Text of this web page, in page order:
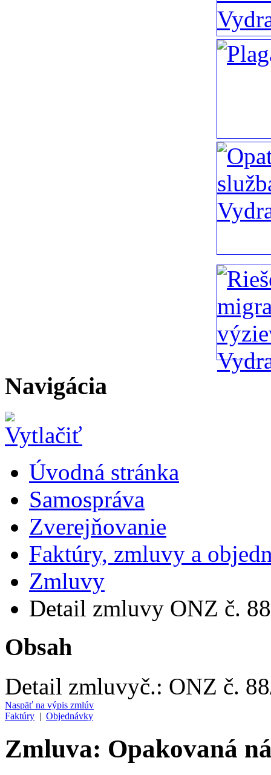
Navigácia
Úvodná stránka
Samospráva
Zverejňovanie
Faktúry, zmluvy a
Zmluvy
Detail zmluvy ONZ č.
Obsah
Detail zmluvyč.: ONZ č.
Naspäť na výpis zmlúv
Faktúry | Objednávky
Zmluva: Opakovaná